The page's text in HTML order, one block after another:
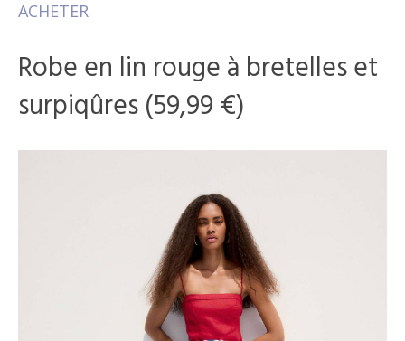
ACHETER
Robe en lin rouge à bretelles et
surpiqûres (59,99 €)